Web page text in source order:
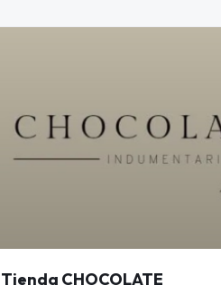
Tienda CHOCOLATE